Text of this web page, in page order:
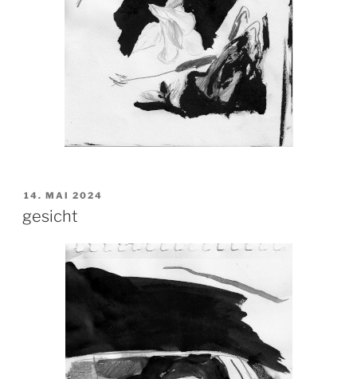
VERÖFFENTLICHT
14. MAI 2024
gesicht